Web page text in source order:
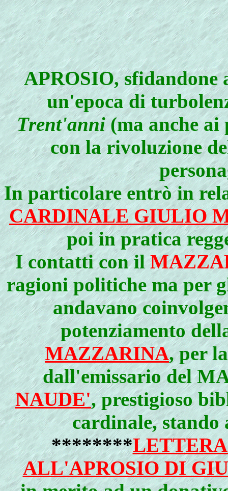
APROSIO, sfidandone
un'epoca di
Trent'anni(ma anche ai
con la rivoluzione
In particolare entrò in
CARDINALE GIULIO
poi in pratica
I contatti con il
ragioni politiche ma per
andavano
potenziamento
MAZZARINA, per
dall'emissario del
NAUDE', prestigioso
cardinale, stando
********
ALL'APROSIO DI